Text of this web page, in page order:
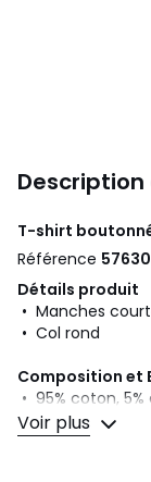
T-shirt boutonné
Référence
Détails produit
• Manches
• Col rond
Composition et
• 95% coton,
• Pour
figurant sur
Voir plus